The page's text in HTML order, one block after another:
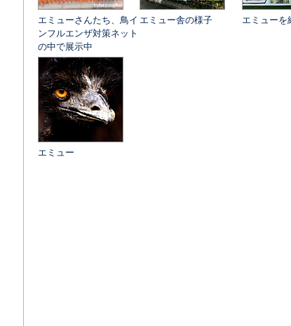
エミューさんたち、鳥イ
ンフルエンザ対策ネット
の中で展示中
エミュー舎の様子 エミューを
エミュー